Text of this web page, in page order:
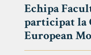
Echipa
participat la
European